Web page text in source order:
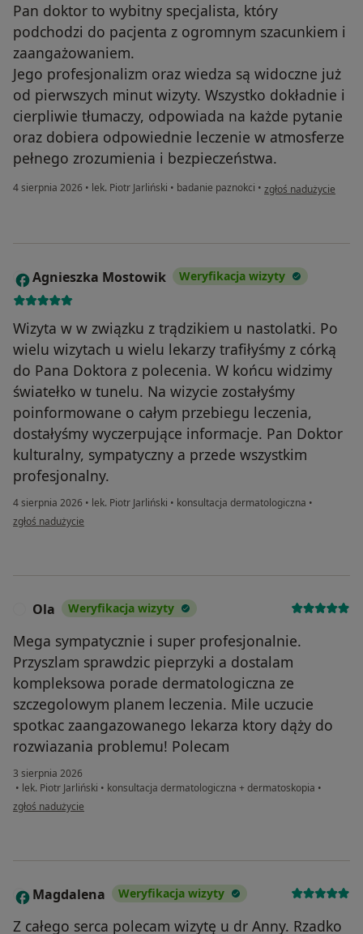
Pan doktor to wybitny specjalista, który
podchodzi do pacjenta z ogromnym szacunkiem i
zaangażowaniem.
Jego profesjonalizm oraz wiedza są widoczne już
od pierwszych minut wizyty. Wszystko dokładnie i
cierpliwie tłumaczy, odpowiada na każde pytanie
oraz dobiera odpowiednie leczenie w atmosferze
pełnego zrozumienia i bezpieczeństwa.
4 sierpnia 2026 • lek. Piotr Jarliński • badanie paznokci • w opinii użytkownika
zgłoś nadużycie
A Agnieszka Mostowik Weryfikacja wizyty
Wizyta w w związku z trądzikiem u nastolatki. Po
wielu wizytach u wielu lekarzy trafiłyśmy z córką
do Pana Doktora z polecenia. W końcu widzimy
światełko w tunelu. Na wizycie zostałyśmy
poinformowane o całym przebiegu leczenia,
dostałyśmy wyczerpujące informacje. Pan Doktor
kulturalny, sympatyczny a przede wszystkim
profesjonalny.
4 sierpnia 2026 • lek. Piotr Jarliński • konsultacja dermatologiczna •
w opinii użytkownika Agnieszka Mostowik
zgłoś nadużycie
Ola Weryfikacja wizyty
Mega sympatycznie i super profesjonalnie.
Przyszlam sprawdzic pieprzyki a dostalam
kompleksowa porade dermatologiczna ze
szczegolowym planem leczenia. Mile uczucie
spotkac zaangazowanego lekarza ktory dąży do
rozwiazania problemu! Polecam
3 sierpnia 2026
• lek. Piotr Jarliński • konsultacja dermatologiczna + dermatoskopia •
w opinii użytkownika Ola
zgłoś nadużycie
M Magdalena Weryfikacja wizyty
​Z całego serca polecam wizytę u dr Anny. Rzadko